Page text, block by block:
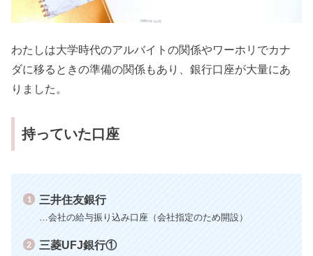
わたしは大学時代のアルバイトの関係やワーホリでカナ
ダに移るときの準備の関係もあり、銀行口座が大量にあ
りました。
持っていた口座
三井住友銀行
…会社の給与振り込み口座（会社指定のため開設）
三菱UFJ銀行①